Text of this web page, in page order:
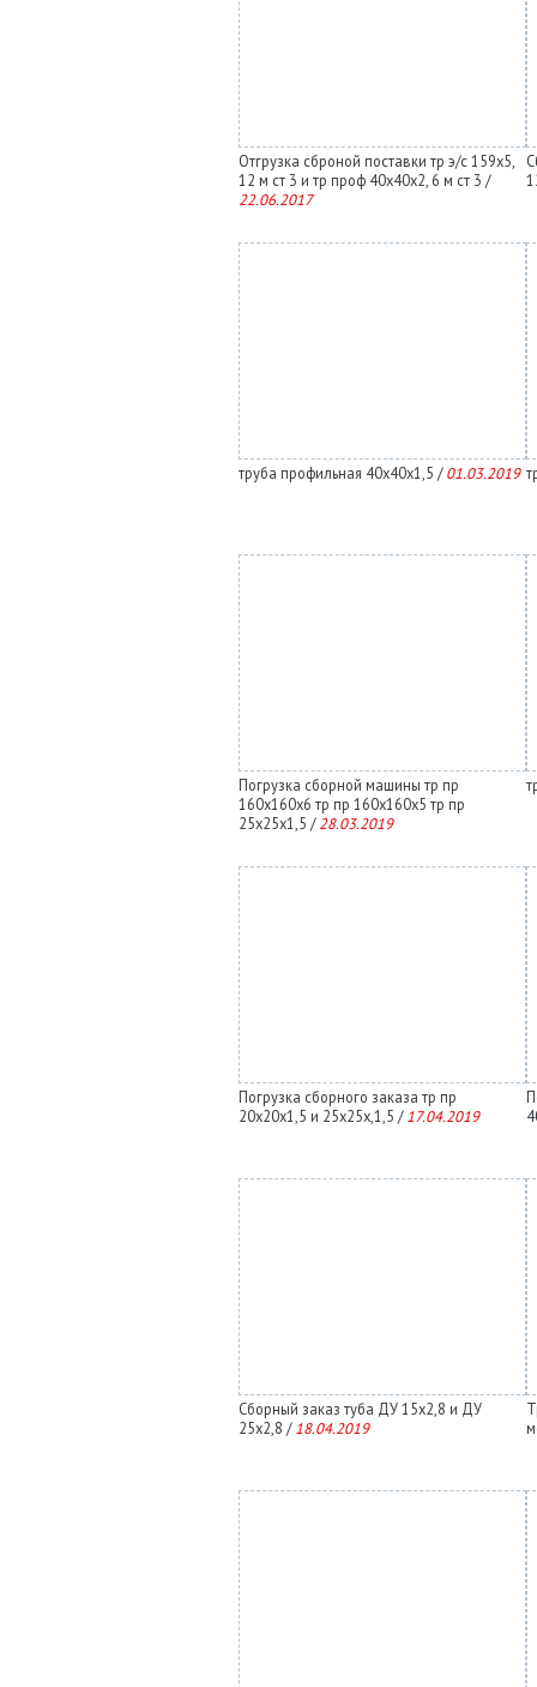
Отгрузка сброной поставки тр э/с 159х5,
12 м ст 3 и тр проф 40х40х2, 6 м ст 3 /
22.06.2017
труба профильная 40х40х1,5 /01.03.2019
Погрузка сборной машины тр пр
160х160х6 тр пр 160х160х5 тр пр
25х25х1,5 / 28.03.2019
Погрузка сборного заказа тр пр
20х20х1,5 и 25х25х,1,5 / 17.04.2019
Сборный заказ туба ДУ 15х2,8 и ДУ
25х2,8 / 18.04.2019